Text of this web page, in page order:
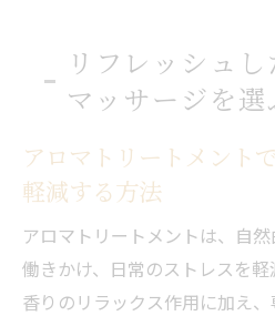
リフレッシュ
マッサージを選
アロマトリートメント
軽減する方法
アロマトリートメントは、自
働きかけ、日常のストレスを軽
香りのリラックス作用に加え